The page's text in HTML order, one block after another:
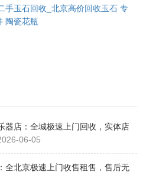
手玉石回收_北京高价回收玉石 专
陶瓷花瓶
器店：全城极速上门回收，实体店
06-05
全北京极速上门收售租售，售后无